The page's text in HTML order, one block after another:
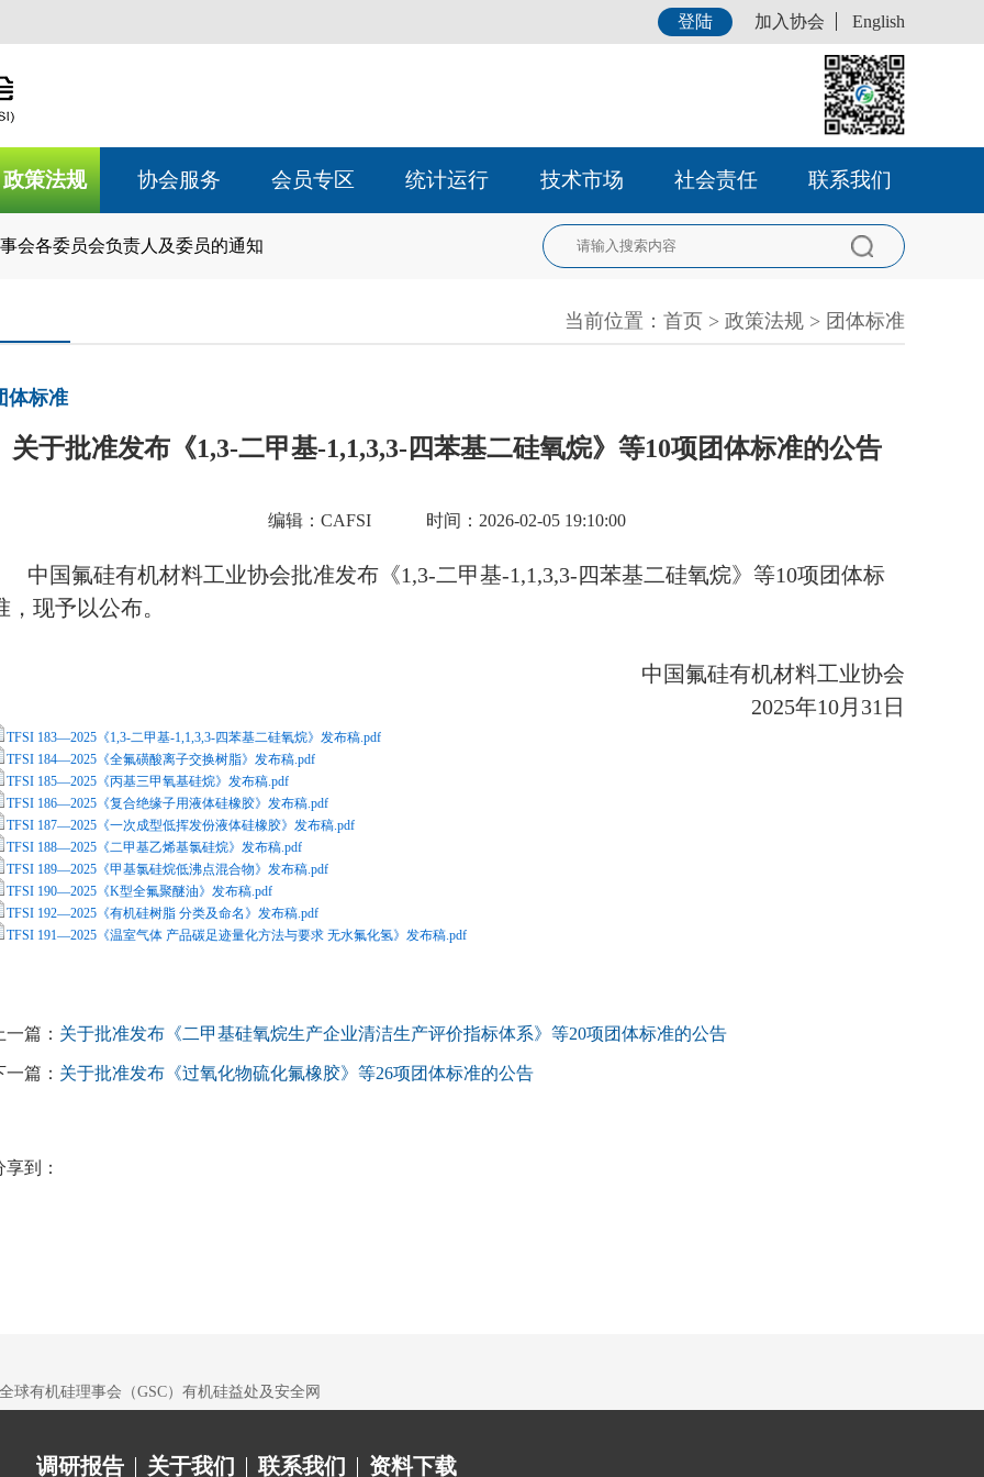
登陆 加入协会 English
政策法规 协会服务 会员专区 统计运行 技术市场 社会责任 联系我们
会各委员会负责人及委员的通知
当前位置： 首页 > 政策法规 > 团体标准
体标准
关于批准发布《1,3-二甲基-1,1,3,3-四苯基二硅氧烷》等10项团体标准的公告
编辑：CAFSI 时间：2026-02-05 19:10:00
国氟硅有机材料工业协会批准发布《1,3-二甲基-1,1,3,3-四苯基二硅氧烷》等10项团体标
，现予以公布。
中国氟硅有机材料工业协会
2025年10月31日
TFSI 183—2025《1,3-二甲基-1,1,3,3-四苯基二硅氧烷》发布稿.pdf
TFSI 184—2025《全氟磺酸离子交换树脂》发布稿.pdf
TFSI 185—2025《丙基三甲氧基硅烷》发布稿.pdf
TFSI 186—2025《复合绝缘子用液体硅橡胶》发布稿.pdf
TFSI 187—2025《一次成型低挥发份液体硅橡胶》发布稿.pdf
TFSI 188—2025《二甲基乙烯基氯硅烷》发布稿.pdf
TFSI 189—2025《甲基氯硅烷低沸点混合物》发布稿.pdf
TFSI 190—2025《K型全氟聚醚油》发布稿.pdf
TFSI 192—2025《有机硅树脂 分类及命名》发布稿.pdf
TFSI 191—2025《温室气体 产品碳足迹量化方法与要求 无水氟化氢》发布稿.pdf
一篇： 关于批准发布《二甲基硅氧烷生产企业清洁生产评价指标体系》等20项团体标准的公告
一篇： 关于批准发布《过氧化物硫化氟橡胶》等26项团体标准的公告
享到：
全球有机硅理事会（GSC）有机硅益处及安全网
调研报告 关于我们 联系我们 资料下载